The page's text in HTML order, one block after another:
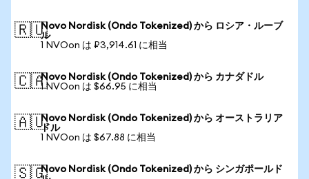
🇷🇺Novo Nordisk (Ondo Tokenized) から ロシア・ルーブ
ル
1 NVOon は ₽3,914.61 に相当
🇨🇦Novo Nordisk (Ondo Tokenized) から カナダドル
1 NVOon は $66.95 に相当
🇦🇺Novo Nordisk (Ondo Tokenized) から オーストラリア
ドル
1 NVOon は $67.88 に相当
🇸🇬Novo Nordisk (Ondo Tokenized) から シンガポールド